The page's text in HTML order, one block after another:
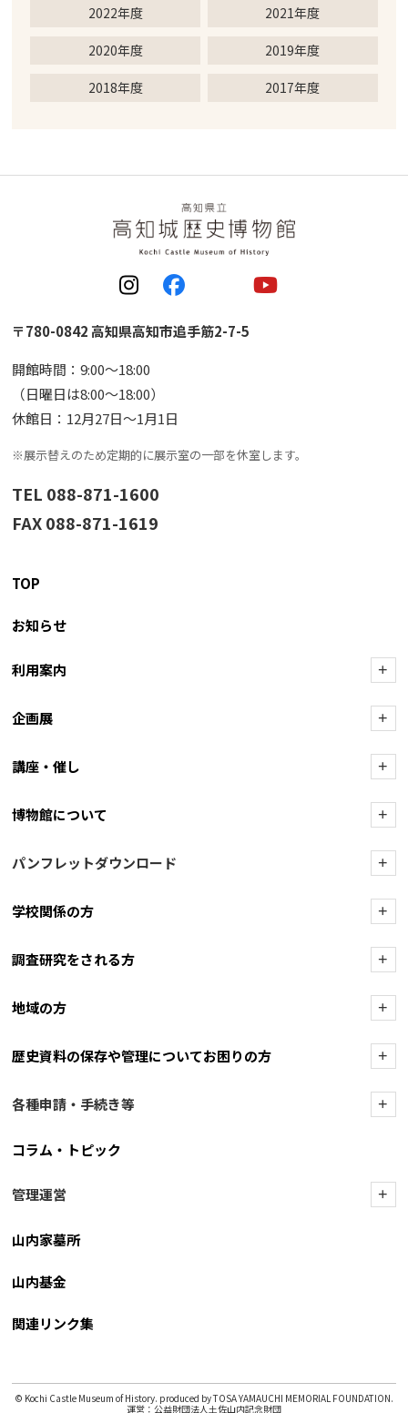
2022年度 2021年度
2020年度 2019年度
2018年度 2017年度
〒780-0842 高知県高知市追手筋2-7-5
開館時間：9:00〜18:00
（日曜日は8:00〜18:00）
休館日：12月27日〜1月1日
※展示替えのため定期的に展示室の一部を休室します。
TEL 088-871-1600
FAX 088-871-1619
TOP
お知らせ
利用案内 +
企画展 +
講座・催し +
博物館について +
パンフレットダウンロード +
学校関係の方 +
調査研究をされる方 +
地域の方 +
歴史資料の保存や管理についてお困りの方 +
各種申請・手続き等 +
コラム・トピック
管理運営 +
山内家墓所
山内基金
関連リンク集
© Kochi Castle Museum of History. produced by TOSA YAMAUCHI MEMORIAL FOUNDATION.
運営：公益財団法人土佐山内記念財団